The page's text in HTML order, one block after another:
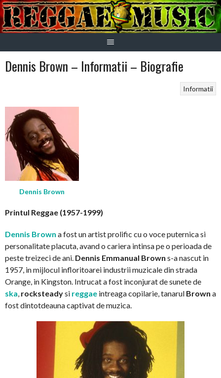
Skip
to
content
Dennis Brown – Informatii – Biografie
Informatii
Dennis Brown
Printul Reggae (1957-1999)
Dennis Brown a fost un artist prolific cu o voce puternica si
personalitate placuta, avand o cariera intinsa pe o perioada de
peste treizeci de ani. Dennis Emmanual Brown s-a nascut in
1957, in mijlocul infloritoarei industrii muzicale din strada
Orange, in Kingston. Intrucat a fost inconjurat de sunete de
ska, rocksteadysi reggae intreaga copilarie, tanarul Brown a
fost dintotdeauna captivat de muzica.